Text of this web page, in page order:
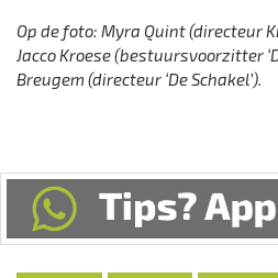
Op de foto: Myra Quint (directeur
Jacco Kroese (bestuursvoorzitter
Breugem (directeur ‘De Schakel’).